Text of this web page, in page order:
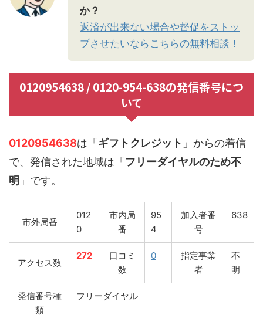
か？
返済が出来ない場合や督促をストッ
プさせたいならこちらの無料相談！
0120954638 / 0120-954-638の発信番号につ
いて
0120954638は「 ギフトクレジット 」からの着信
で、発信された地域は「 フリーダイヤルのため不
明 」です。
市外局番
012
0
市内局
番
95
4
加入者番
号
638
アクセス数
272
口コミ
数
0
指定事業
者
不
明
発信番号種
類
フリーダイヤル